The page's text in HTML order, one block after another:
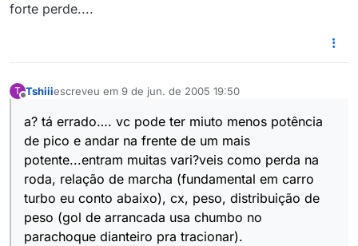
forte perde....
T Tshiiiescreveu em 9 de jun. de 2005 19:50
última edição por
a? tá errado…. vc pode ter miuto menos potência
de pico e andar na frente de um mais
potente...entram muitas vari?veis como perda na
roda, relação de marcha (fundamental em carro
turbo eu conto abaixo), cx, peso, distribuição de
peso (gol de arrancada usa chumbo no
parachoque dianteiro pra tracionar).